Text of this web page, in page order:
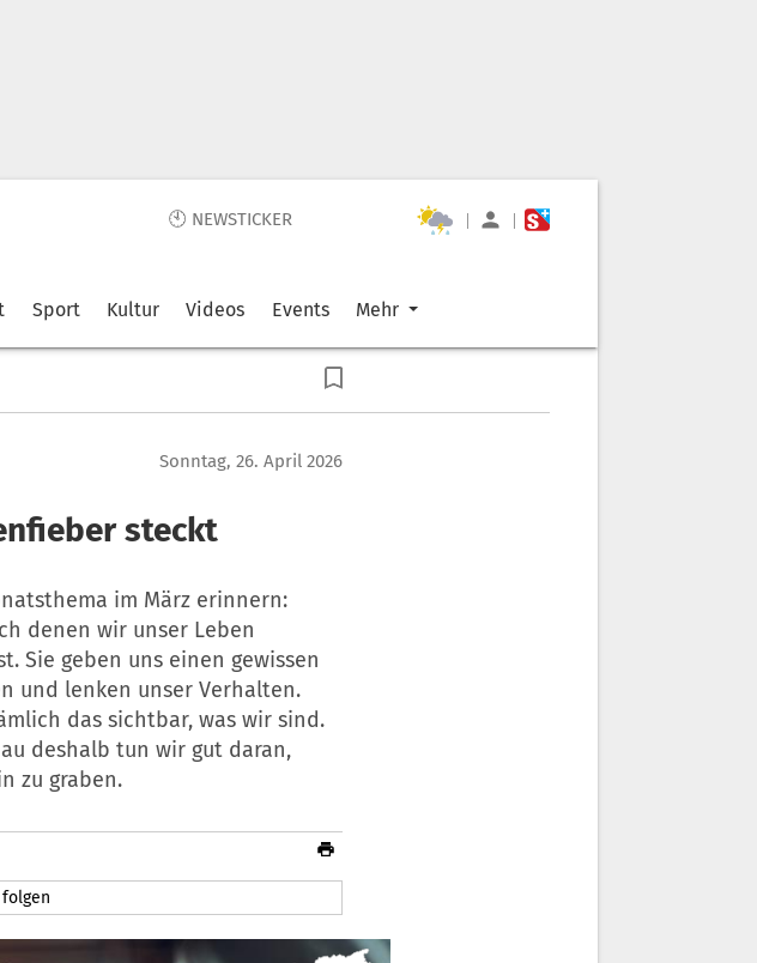
🕙 NEWSTICKER | |
Sport Kultur Videos Events Mehr
Sonntag, 26. April 2026
steckt
im März erinnern:
denen wir unser Leben
Sie geben uns einen gewissen
und lenken unser Verhalten.
das sichtbar, was wir sind.
deshalb tun wir gut daran,
zu graben.
folgen